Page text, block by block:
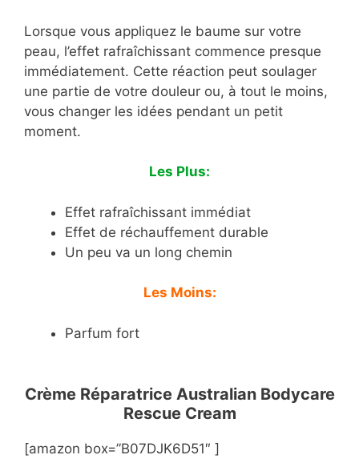
Lorsque vous appliquez le baume sur votre
peau, l’effet rafraîchissant commence presque
immédiatement. Cette réaction peut soulager
une partie de votre douleur ou, à tout le moins,
vous changer les idées pendant un petit
moment.
Les Plus:
Effet rafraîchissant immédiat
Effet de réchauffement durable
Un peu va un long chemin
Les Moins:
Parfum fort
Crème Réparatrice Australian Bodycare
Rescue Cream
[amazon box=”B07DJK6D51″ ]